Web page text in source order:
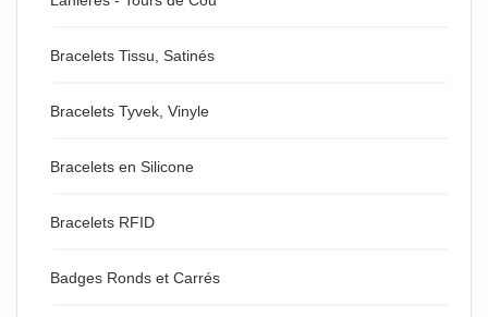
Bracelets Tissu, Satinés
Bracelets Tyvek, Vinyle
Bracelets en Silicone
Bracelets RFID
Badges Ronds et Carrés